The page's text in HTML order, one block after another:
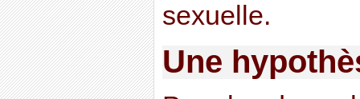
sexuelle.
Une